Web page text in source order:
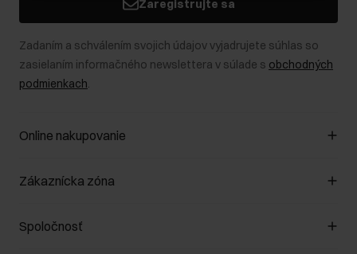
Zaregistrujte sa
Zadaním a schválením svojich údajov vyjadrujete súhlas so
zasielaním informačného newslettera v súlade s obchodných
podmienkach.
Online nakupovanie
Spravovať súbory cookie
Spôsob platby
Zákaznícka zóna
Zákazníky klub
Pravidlá propagácie
Spoločnosť